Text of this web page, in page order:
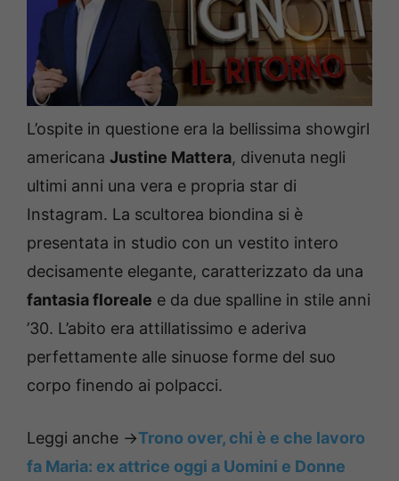
L’ospite in questione era la bellissima showgirl
americana Justine Mattera, divenuta negli
ultimi anni una vera e propria star di
Instagram. La scultorea biondina si è
presentata in studio con un vestito intero
decisamente elegante, caratterizzato da una
fantasia floreale e da due spalline in stile anni
’30. L’abito era attillatissimo e aderiva
perfettamente alle sinuose forme del suo
corpo finendo ai polpacci.
Leggi anche ->Trono over, chi è e che lavoro
fa Maria: ex attrice oggi a Uomini e Donne